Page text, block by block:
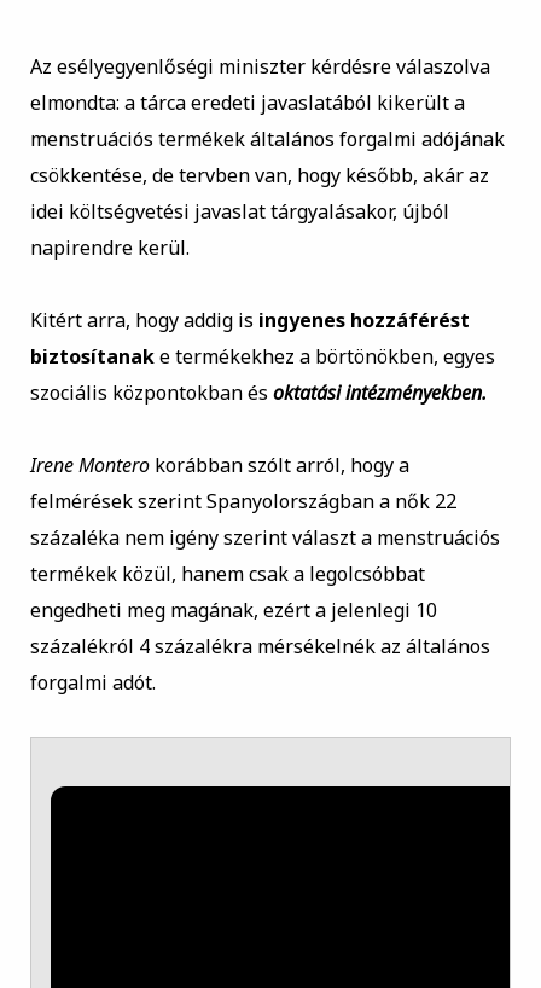
Az esélyegyenlőségi miniszter kérdésre válaszolva
elmondta: a tárca eredeti javaslatából kikerült a
menstruációs termékek általános forgalmi adójának
csökkentése, de tervben van, hogy később, akár az
idei költségvetési javaslat tárgyalásakor, újból
napirendre kerül.
Kitért arra, hogy addig is ingyenes hozzáférést
biztosítanake termékekhez a börtönökben, egyes
szociális központokban és oktatási intézményekben.
Irene Monterokorábban szólt arról, hogy a
felmérések szerint Spanyolországban a nők 22
százaléka nem igény szerint választ a menstruációs
termékek közül, hanem csak a legolcsóbbat
engedheti meg magának, ezért a jelenlegi 10
százalékról 4 százalékra mérsékelnék az általános
forgalmi adót.